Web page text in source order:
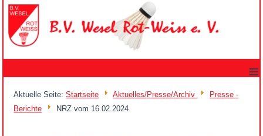
≡
Aktuelle Seite:Startseite Aktuelles/Presse/Archiv
Presse -
Berichte
NRZ vom 16.02.2024